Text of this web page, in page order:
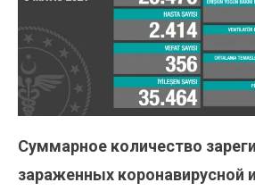
Суммарное количество
зараженных коронавирусной